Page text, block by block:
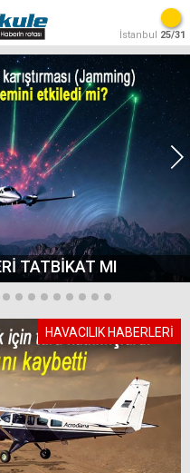
İstanbul 25/31
TATBİKAT MI
HAVACILIK HABERLERİ